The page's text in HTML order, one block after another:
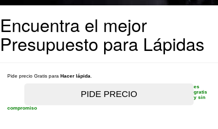
Encuentra el mejor
Presupuesto para Lápidas
Pide precio Gratis para Hacer lápida
es
gratis
y sin
compromiso